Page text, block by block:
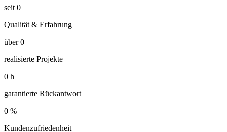
seit 0
Qualität & Erfahrung
über 0
realisierte Projekte
0 h
garantierte Rückantwort
0 %
Kundenzufriedenheit